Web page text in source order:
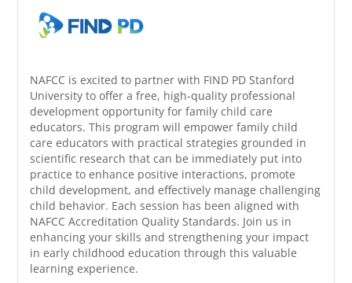
NAFCC is excited to partner with FIND PD Stanford
University to offer a free, high-quality professional
development opportunity for family child care
educators. This program will empower family child
care educators with practical strategies grounded in
scientific research that can be immediately put into
practice to enhance positive interactions, promote
child development, and effectively manage challenging
child behavior. Each session has been aligned with
NAFCC Accreditation Quality Standards. Join us in
enhancing your skills and strengthening your impact
in early childhood education through this valuable
learning experience.